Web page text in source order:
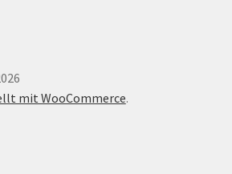
mit WooCommerce.